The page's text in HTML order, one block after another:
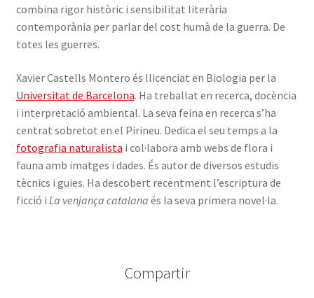
combina rigor històric i sensibilitat literària
contemporània per parlar del cost humà de la guerra. De
totes les guerres.
Xavier Castells Montero és llicenciat en Biologia per la
Universitat de Barcelona. Ha treballat en recerca, docència
i interpretació ambiental. La seva feina en recerca s’ha
centrat sobretot en el Pirineu. Dedica el seu temps a la
fotografia naturalista i col·labora amb webs de flora i
fauna amb imatges i dades. És autor de diversos estudis
tècnics i guies. Ha descobert recentment l’escriptura de
ficció i La venjança catalana és la seva primera novel·la.
Compartir